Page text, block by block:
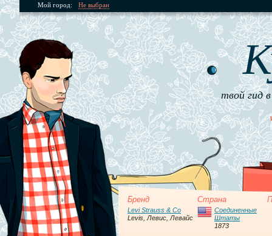
Мой город: Не выбран
твой гид
Бренд Страна
Levi Strauss & Co
Levis, Левис, Левайс
Соединенные
Штаты
1873